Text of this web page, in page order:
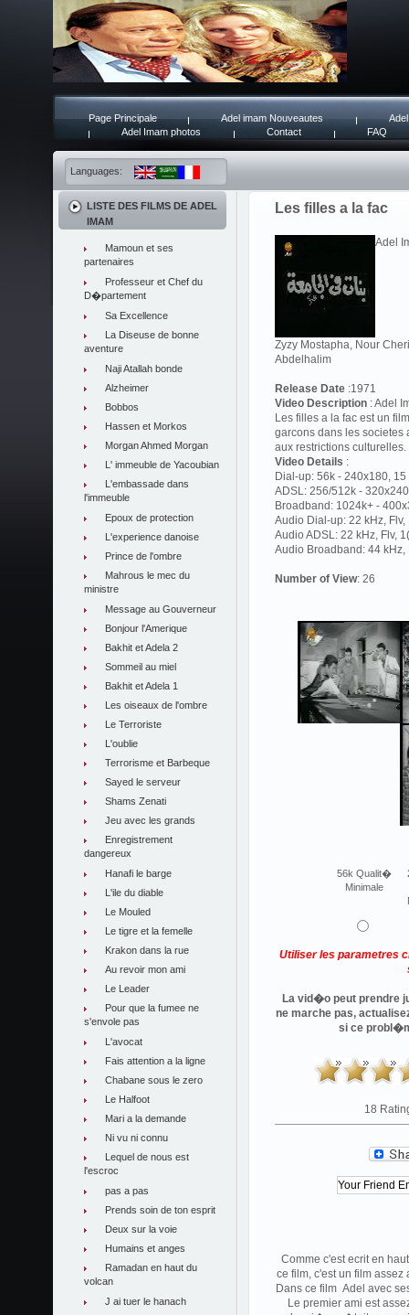
Page Principale Adel imam Nouveautes
Adel Imam photos
Contact FAQ
Languages:
LISTE DES FILMS DE ADEL
IMAM
Mamoun et ses
partenaires
Professeur et Chef du
D�partement
Sa Excellence
La Diseuse de bonne
aventure
Naji Atallah bonde
Alzheimer
Bobbos
Hassen et Morkos
Morgan Ahmed Morgan
L' immeuble de Yacoubian
L'embassade dans
l'immeuble
Epoux de protection
L'experience danoise
Prince de l'ombre
Mahrous le mec du
ministre
Message au Gouverneur
Bonjour l'Amerique
Bakhit et Adela 2
Sommeil au miel
Bakhit et Adela 1
Les oiseaux de l'ombre
Le Terroriste
L'oublie
Terrorisme et Barbeque
Sayed le serveur
Shams Zenati
Jeu avec les grands
Enregistrement
dangereux
Hanafi le barge
L'ile du diable
Le Mouled
Le tigre et la femelle
Krakon dans la rue
Au revoir mon ami
Le Leader
Pour que la fumee ne
s'envole pas
L'avocat
Fais attention a la ligne
Chabane sous le zero
Le Halfoot
Mari a la demande
Ni vu ni connu
Lequel de nous est
l'escroc
pas a pas
Prends soin de ton esprit
Deux sur la voie
Humains et anges
Ramadan en haut du
volcan
J ai tuer le hanach
Les filles a la fac
Adel
Zyzy Mostapha, Nour
Abdelhalim
Release Date :1971
Video Description : Adel
Les filles a la fac est un
garcons dans les societes
aux restrictions culturelles.
Video Details :
Dial-up: 56k - 240x180,
ADSL: 256/512k -
Broadband: 1024k+ -
Audio Dial-up: 22 kHz,
Audio ADSL: 22 kHz, Flv,
Audio Broadband: 44 kHz,
Number of View: 26
56k Qualit�
Minimale
Utiliser les parametres
La vid�o peut prendre
ne marche pas,
si ce
18
Comme c'est ecrit en
ce film, c'est un film
Dans ce film Adel avec
Le premier ami est